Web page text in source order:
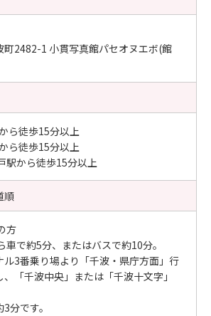
町2482-1 小貫写真館パセオヌエボ(館
ら徒歩15分以上
ら徒歩15分以上
駅から徒歩15分以上
順
方
車で約5分、またはバスで約10分。
ル3番乗り場より「千波・県庁方面」行
「千波中央」または「千波十文字」
分です。